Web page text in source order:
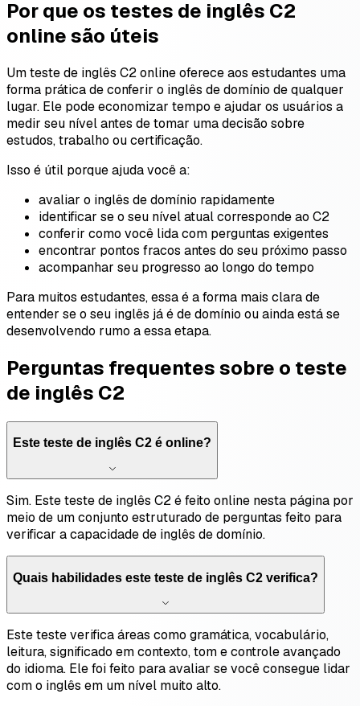
Por que os testes de inglês C2
online são úteis
Um teste de inglês C2 online oferece aos estudantes uma
forma prática de conferir o inglês de domínio de qualquer
lugar. Ele pode economizar tempo e ajudar os usuários a
medir seu nível antes de tomar uma decisão sobre
estudos, trabalho ou certificação.
Isso é útil porque ajuda você a:
avaliar o inglês de domínio rapidamente
identificar se o seu nível atual corresponde ao C2
conferir como você lida com perguntas exigentes
encontrar pontos fracos antes do seu próximo passo
acompanhar seu progresso ao longo do tempo
Para muitos estudantes, essa é a forma mais clara de
entender se o seu inglês já é de domínio ou ainda está se
desenvolvendo rumo a essa etapa.
Perguntas frequentes sobre o teste
de inglês C2
Este teste de inglês C2 é online?
Sim. Este teste de inglês C2 é feito online nesta página por
meio de um conjunto estruturado de perguntas feito para
verificar a capacidade de inglês de domínio.
Quais habilidades este teste de inglês C2 verifica?
Este teste verifica áreas como gramática, vocabulário,
leitura, significado em contexto, tom e controle avançado
do idioma. Ele foi feito para avaliar se você consegue lidar
com o inglês em um nível muito alto.